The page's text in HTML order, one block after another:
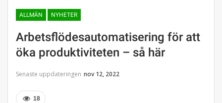
ALLMÄN NYHETER
Arbetsflödesautomatisering för att
öka produktiviteten – så här
Senaste uppdateringen nov 12, 2022
18